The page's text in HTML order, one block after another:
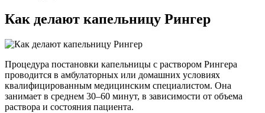
Как делают капельницу Рингер
Процедура постановки капельницы с раствором Рингера
проводится в амбулаторных или домашних условиях
квалифицированным медицинским специалистом. Она
занимает в среднем 30–60 минут, в зависимости от объема
раствора и состояния пациента.